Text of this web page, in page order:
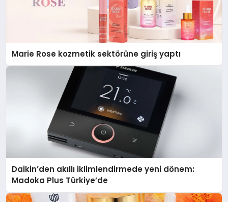
Marie Rose kozmetik sektörüne giriş yaptı
Daikin’den akıllı iklimlendirmede yeni dönem:
Madoka Plus Türkiye’de